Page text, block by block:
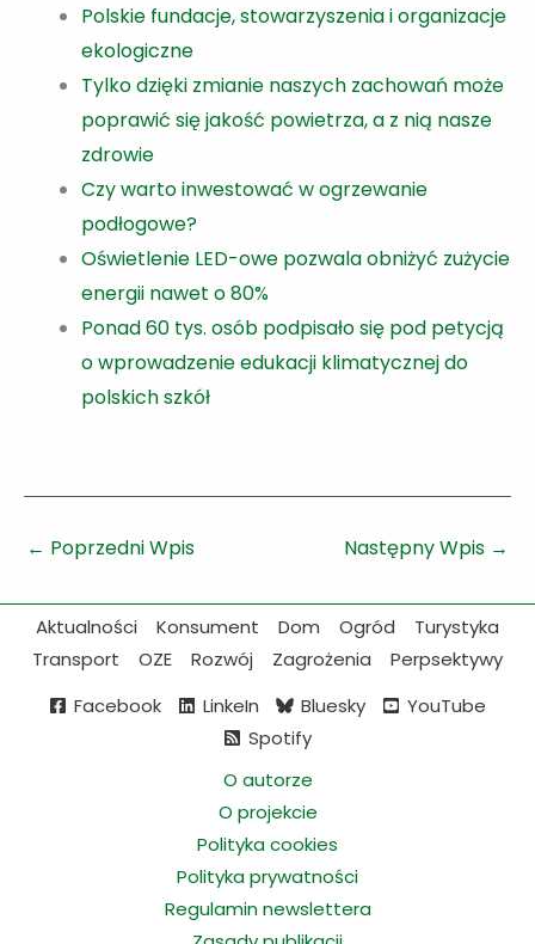
Polskie fundacje, stowarzyszenia i organizacje
ekologiczne
Tylko dzięki zmianie naszych zachowań może
poprawić się jakość powietrza, a z nią nasze
zdrowie
Czy warto inwestować w ogrzewanie
podłogowe?
Oświetlenie LED-owe pozwala obniżyć zużycie
energii nawet o 80%
Ponad 60 tys. osób podpisało się pod petycją
o wprowadzenie edukacji klimatycznej do
polskich szkół
← Poprzedni Wpis Następny Wpis →
Aktualności Konsument Dom Ogród
Turystyka
Transport
OZE Rozwój Zagrożenia
Perpsektywy
Facebook
LinkeIn Bluesky
YouTube
Spotify
O autorze
O projekcie
Polityka cookies
Polityka prywatności
Regulamin newslettera